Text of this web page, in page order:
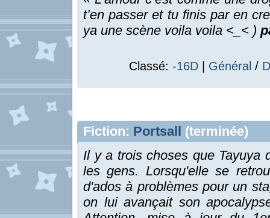
t’en passer et tu finis par en
ya une scène voila voila <_< )
Classé: -16D Général /
Fiction: Portsall (terminée)
Il y a trois choses que Tayuya
les gens. Lorsqu'elle se
d'ados à problèmes pour un
on lui avançait son